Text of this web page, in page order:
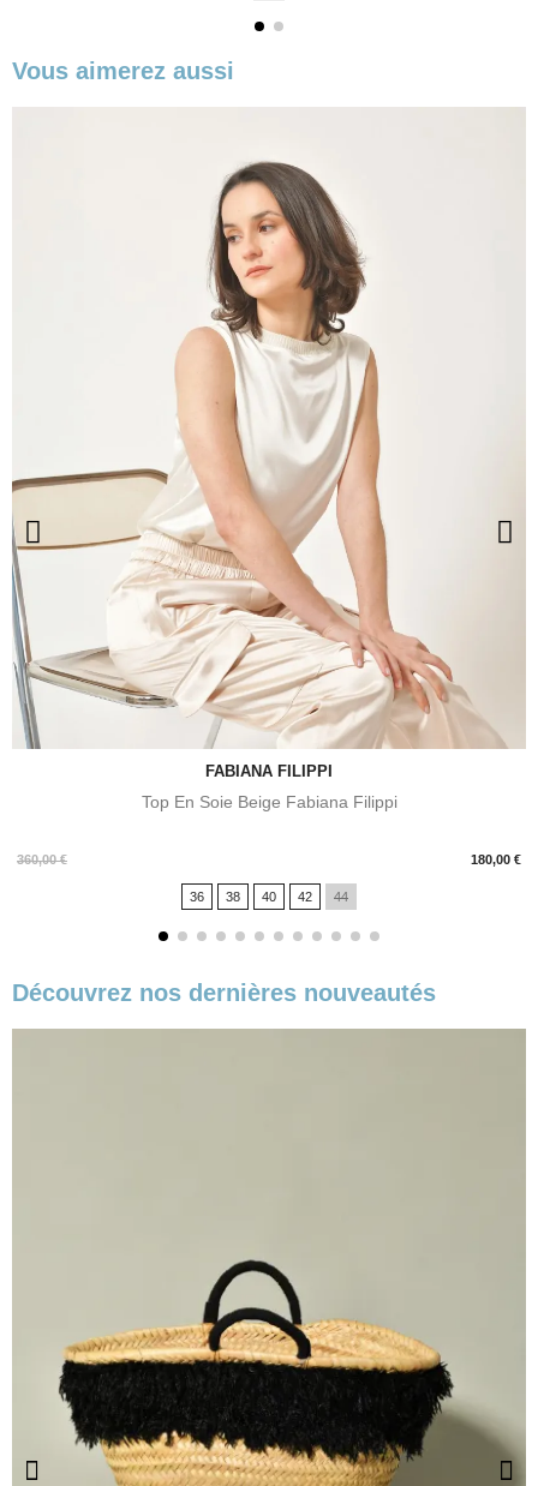
Vous aimerez aussi
FABIANA FILIPPI
Top En Soie Beige Fabiana Filippi
360,00 € 180,00 €
Prix
36 38 40 42 44
Découvrez nos dernières nouveautés